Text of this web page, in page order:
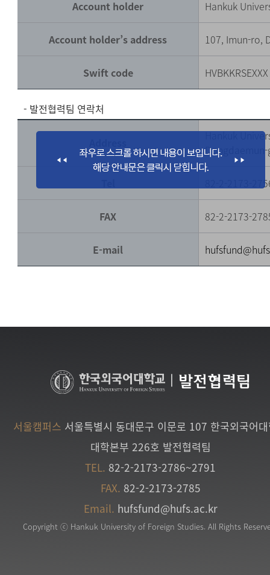
Account holder Hankuk
Account holder’s address 107, Imun-ro,
Swift code HVBKKRSEXXX
- 발전협력팀 연락처
Hankuk
Dongdaemun-
82-2-2173-
FAX 82-2-2173-
E-mail
발전협력팀
서울캠퍼스 서울특별시 동대문구 이문로 107 한국외국어
대학본부 226호 발전협력팀
TEL. 82-2-2173-2786~2791
FAX. 82-2-2173-2785
Email. hufsfund@hufs.ac.kr
Copyright ⓒ Hankuk University of Foreign Studies. All Rights